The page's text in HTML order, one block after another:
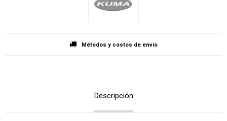
Métodos y costos de envío
Descripción